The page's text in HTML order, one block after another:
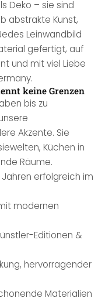
Deko – sie sind
abstrakte Kunst,
Leinwandbild
gefertigt, auf
und mit viel Liebe
keine Grenzen
bis zu
Akzente. Sie
Küchen in
Räume.
Jahren erfolgreich im
modernen
Editionen &
hervorragender
Materialien